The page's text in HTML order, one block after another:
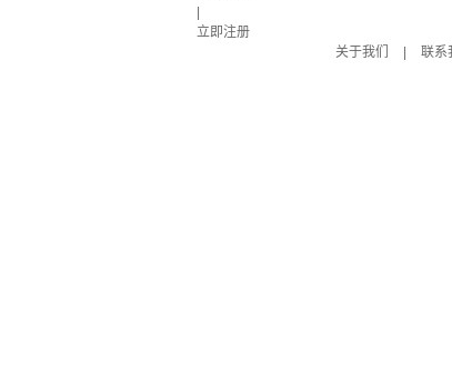
立即注册
关于我们
联系